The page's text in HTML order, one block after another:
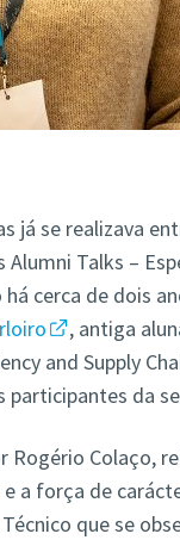
já se realizava
Talks –
cerca de dois
, antiga
and Supply
participantes da
Rogério Colaço,
a força de
que se